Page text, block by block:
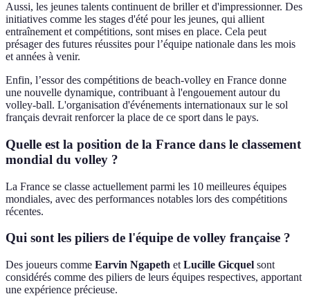
Aussi, les jeunes talents continuent de briller et d'impressionner. Des
initiatives comme les stages d'été pour les jeunes, qui allient
entraînement et compétitions, sont mises en place. Cela peut
présager des futures réussites pour l’équipe nationale dans les mois
et années à venir.
Enfin, l’essor des compétitions de beach-volley en France donne
une nouvelle dynamique, contribuant à l'engouement autour du
volley-ball. L'organisation d'événements internationaux sur le sol
français devrait renforcer la place de ce sport dans le pays.
Quelle est la position de la France dans le classement
mondial du volley ?
La France se classe actuellement parmi les 10 meilleures équipes
mondiales, avec des performances notables lors des compétitions
récentes.
Qui sont les piliers de l'équipe de volley française ?
Des joueurs comme Earvin Ngapeth et Lucille Gicquel sont
considérés comme des piliers de leurs équipes respectives, apportant
une expérience précieuse.